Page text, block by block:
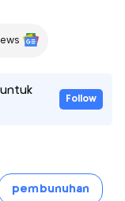
untuk
Follow
pembunuhan